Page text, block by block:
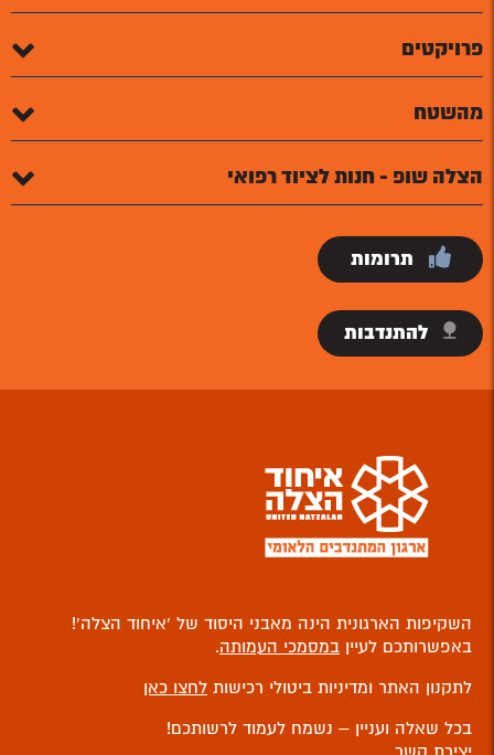
פרויקטים
מהשטח
הצלה שופ - חנות לציוד רפואי
תרומות
להתנדבות
השקיפות הארגונית הינה מאבני היסוד של ‘איחוד הצלה’!
באפשרותכם לעיין במסמכי העמותה.
לתקנון האתר ומדיניות ביטולי רכישות לחצו כאן
בכל שאלה ועניין – נשמח לעמוד לרשותכם!